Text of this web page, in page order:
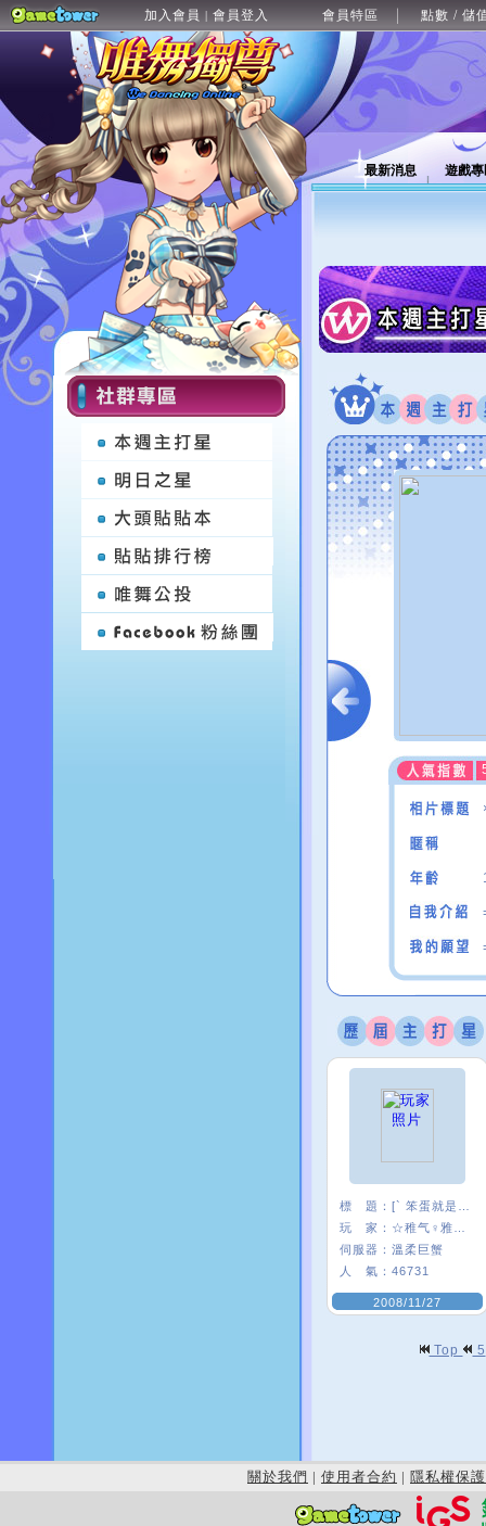
加入會員 | 會員登入 會員特區 點數 / 儲
最新消息 遊戲
標 題：
玩 家：
伺服器： 溫柔巨蟹
人 氣： 46731
2008/11/27
Top 5
關於我們 | 使用者合約 | 隱私權保護